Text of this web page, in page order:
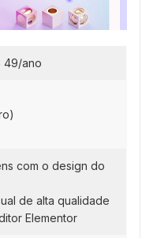
49/ano
com o design do
de alta qualidade
Elementor